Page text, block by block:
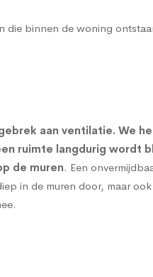
binnen de woning
aan ventilatie. We
ruimte langdurig wordt
de muren. Een
in de muren door, maar